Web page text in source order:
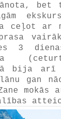
bet
ceļot ar
3
bija arī
gan
mokās